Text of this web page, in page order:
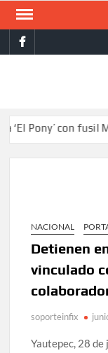
Saltar
contenidofacebook
con fusil M4,
NACIONAL
Detienen
vinculado
soporteinfix
Yautepec, 28 de